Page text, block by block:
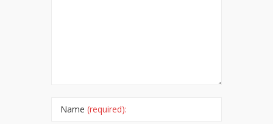
Name (required):